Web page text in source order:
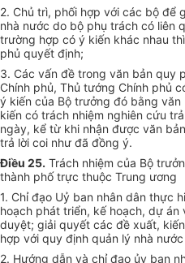
2. Chủ trì, phối hợp với các bộ để
nhà nước do bộ phụ trách có liên
trường hợp có ý kiến khác nhau
phủ quyết định;
3. Các vấn đề trong văn bản quy
Chính phủ, Thủ tướng Chính phủ
ý kiến của Bộ trưởng đó bằng
kiến có trách nhiệm nghiên cứu
ngày, kể từ khi nhận được văn
trả lời coi như đã đồng ý.
Điều 25. Trách nhiệm của Bộ
thành phố trực thuộc Trung ương
1. Chỉ đạo Uỷ ban nhân dân thực
hoạch phát triển, kế hoạch, dự
duyệt; giải quyết các đề xuất,
hợp với quy định quản lý nhà
2. Hướng dẫn và chỉ đạo ủy ban